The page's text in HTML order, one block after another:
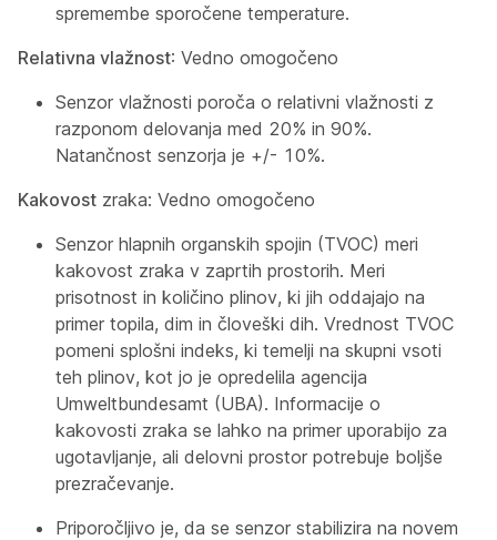
spremembe sporočene temperature.
Relativna vlažnost: Vedno omogočeno
Senzor vlažnosti poroča o relativni vlažnosti z
razponom delovanja med 20% in 90%.
Natančnost senzorja je +/- 10%.
Kakovost zraka: Vedno omogočeno
Senzor hlapnih organskih spojin (TVOC) meri
kakovost zraka v zaprtih prostorih. Meri
prisotnost in količino plinov, ki jih oddajajo na
primer topila, dim in človeški dih. Vrednost TVOC
pomeni splošni indeks, ki temelji na skupni vsoti
teh plinov, kot jo je opredelila agencija
Umweltbundesamt (UBA). Informacije o
kakovosti zraka se lahko na primer uporabijo za
ugotavljanje, ali delovni prostor potrebuje boljše
prezračevanje.
Priporočljivo je, da se senzor stabilizira na novem